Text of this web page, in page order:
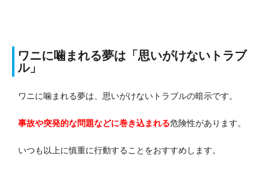
ワニに噛まれる夢は「思いがけないトラブ
ル」
ワニに噛まれる夢は、思いがけないトラブルの暗示です。
事故や突発的な問題などに巻き込まれる危険性があります。
いつも以上に慎重に行動することをおすすめします。